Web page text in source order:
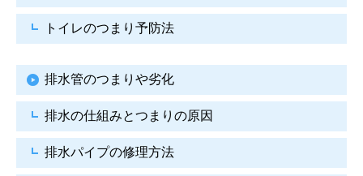
トイレのつまり予防法
排水管のつまりや劣化
排水の仕組みとつまりの原因
排水パイプの修理方法